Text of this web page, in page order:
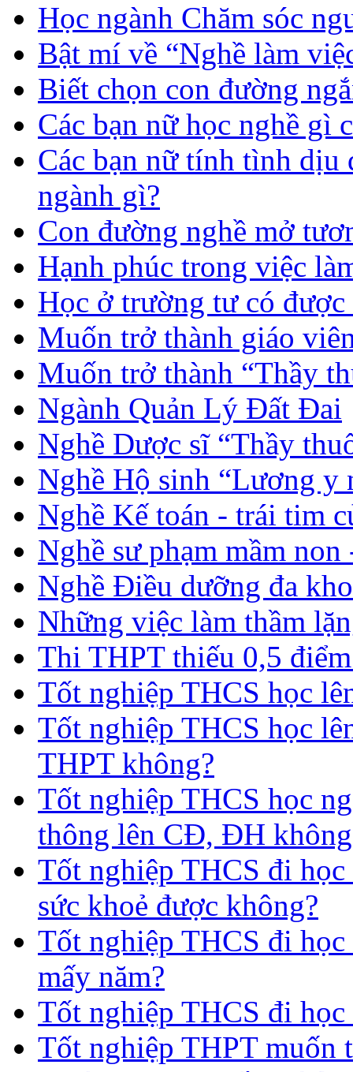
Học ngành Chăm sóc
Bật mí về “Nghề làm
Biết chọn con đường
Các bạn nữ học nghề gì
Các bạn nữ tính tình dịu
ngành gì?
Con đường nghề mở
Hạnh phúc trong việc
Học ở trường tư có
Muốn trở thành giáo
Muốn trở thành “Thầy
Ngành Quản Lý Đất Đai
Nghề Dược sĩ “Thầy
Nghề Hộ sinh “Lương y
Nghề Kế toán - trái tim
Nghề sư phạm mầm
Nghề Điều dưỡng đa
Những việc làm thầm
Thi THPT thiếu 0,5
Tốt nghiệp THCS học
Tốt nghiệp THCS học
THPT không?
Tốt nghiệp THCS học
thông lên CĐ, ĐH
Tốt nghiệp THCS đi học
sức khoẻ được không?
Tốt nghiệp THCS đi
mấy năm?
Tốt nghiệp THCS đi
Tốt nghiệp THPT muốn